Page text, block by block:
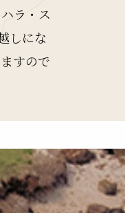
ラ・ス
しにな
すので